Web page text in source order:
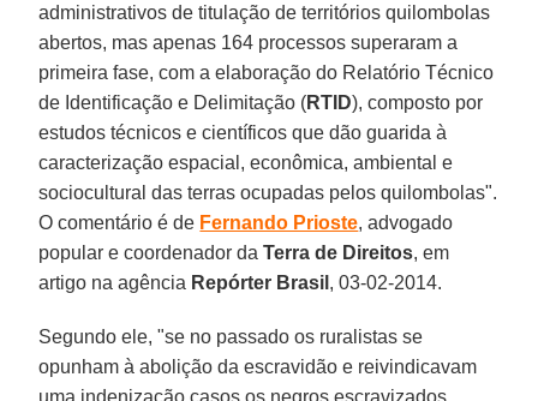
administrativos de titulação de territórios quilombolas
abertos, mas apenas 164 processos superaram a
primeira fase, com a elaboração do Relatório Técnico
de Identificação e Delimitação (RTID), composto por
estudos técnicos e científicos que dão guarida à
caracterização espacial, econômica, ambiental e
sociocultural das terras ocupadas pelos quilombolas".
O comentário é de Fernando Prioste, advogado
popular e coordenador daTerra de Direitos, em
artigo na agência Repórter Brasil , 03-02-2014.
Segundo ele, "se no passado os ruralistas se
opunham à abolição da escravidão e reivindicavam
uma indenização casos os negros escravizados